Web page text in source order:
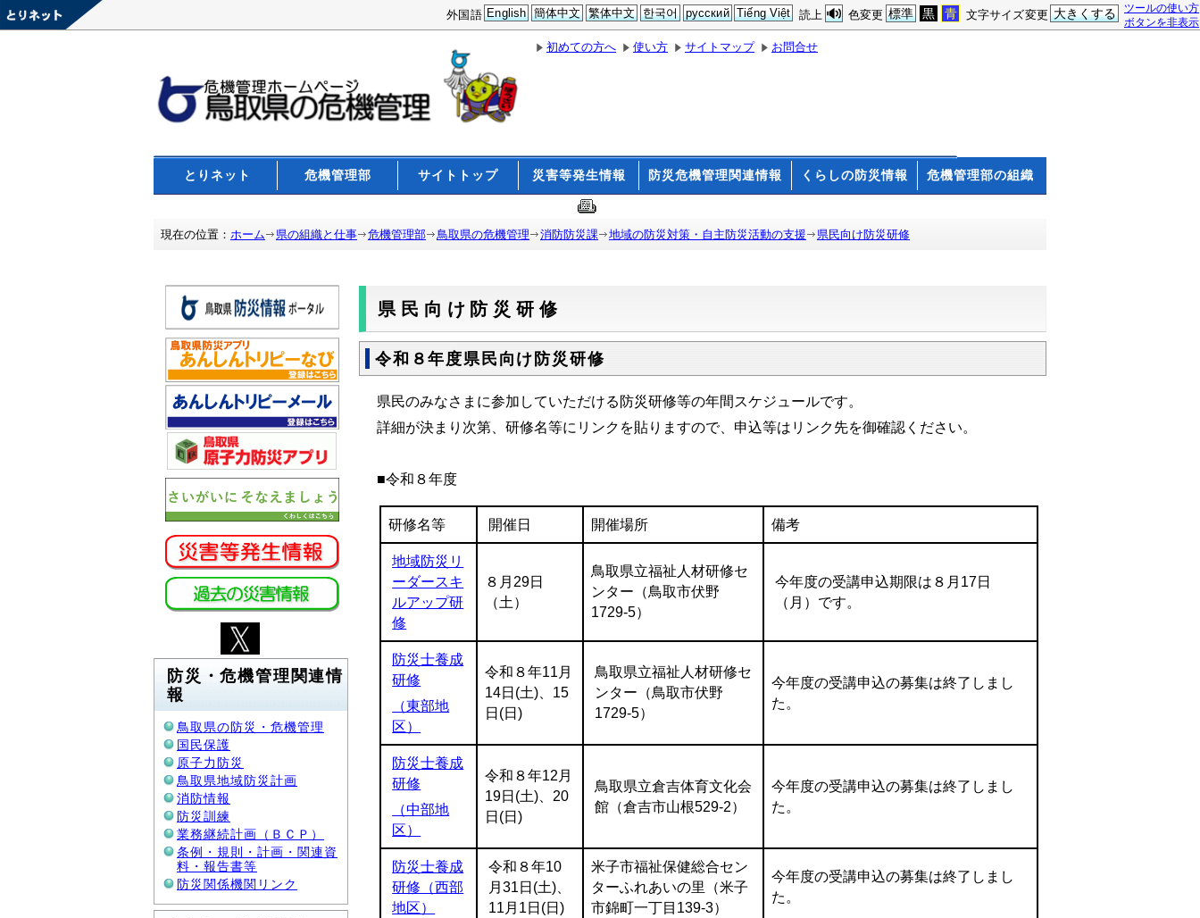
ツールの使い方
ボタンを非表示
文字サイズ変更 大きくする
色変更 標準 黒 青
読上
外国語 English 簡体中文 繁体中文 한국어 русский Tiếng Việt
初めての方へ 使い方 サイトマップ お問合せ
とりネット 危機管理部 サイトトップ 災害等発生情報 防災危機管理関連情報 くらしの防災情報 危機管理部の組織
現在の位置： ホーム 県の組織と仕事 危機管理部 鳥取県の危機管理 消防防災課 地域の防災対策・自主防災活動の支援 県民向け防災研修
防災・危機管理関連情
報
鳥取県の防災・危機管理
国民保護
原子力防災
鳥取県地域防災計画
消防情報
防災訓練
業務継続計画（ＢＣＰ）
条例・規則・計画・関連資
料・報告書等
防災関係機関リンク
県民向け防災研修
令和８年度県民向け防災研修
県民のみなさまに参加していただける防災研修等の年間スケジュールです。
詳細が決まり次第、研修名等にリンクを貼りますので、申込等はリンク先を御確認ください。
■令和８年度
研修名等 開催日 開催場所 備考
地域防災リ
ーダースキ
ルアップ研
修
８月29日
（土）
鳥取県立福祉人材研修セ
ンター（鳥取市伏野
1729-5）
今年度の受講申込期限は８月17日
（月）です。
防災士養成
研修
（東部地
区）
令和８年11月
14日(土)、15
日(日)
鳥取県立福祉人材研修セ
ンター（鳥取市伏野
1729-5）
今年度の受講申込の募集は終了しまし
た。
防災士養成
研修
（中部地
区）
令和８年12月
19日(土)、20
日(日)
鳥取県立倉吉体育文化会
館（倉吉市山根529-2）
今年度の受講申込の募集は終了しまし
た。
防災士養成
研修（西部
地区）
令和８年10
月31日(土)、
11月1日(日)
米子市福祉保健総合セン
ターふれあいの里（米子
市錦町一丁目139-3）
今年度の受講申込の募集は終了しまし
た。